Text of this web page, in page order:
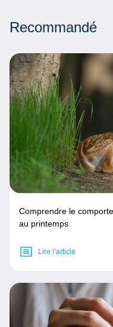
Recommandé
Comprendre le
au printemps
Lire l’article